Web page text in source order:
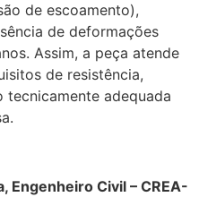
de escoamento),
de deformações
Assim, a peça atende
de resistência,
tecnicamente adequada
Engenheiro Civil – CREA-